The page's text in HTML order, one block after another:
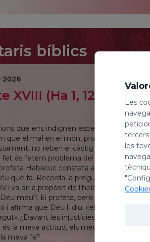
bíblics
2026
XVIII (Ha 1, 12 – 2,
que ens indignen especialment
que el mal en el món, provocat pels
no reben el càstig que es
és l’etern problema del mal en el
Habacuc constata això i li
què fa. Recorda la pregunta que el
va dir a propòsit de l’holocaust
meu?. El profeta, però acaba la
i afirma que Déu li diu: «el just viurà
les injustícies i el mal en
la meva actitud, els meus
meva fe?
Les
les